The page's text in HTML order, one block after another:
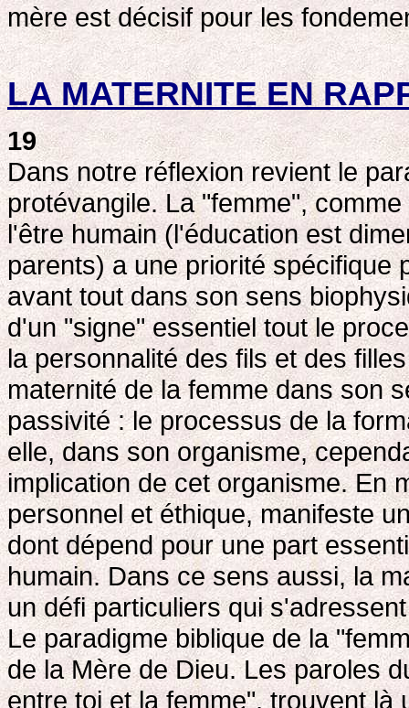
mère est décisif pour les
LA MATERNITE EN
19
Dans notre réflexion revient le
protévangile. La "femme",
l'être humain (l'éducation est
parents) a une priorité spécifique
avant tout dans son sens
d'un "signe" essentiel tout le
la personnalité des fils et des
maternité de la femme dans son
passivité : le processus de la
elle, dans son organisme,
implication de cet organisme. En
personnel et éthique, manifeste
dont dépend pour une part
humain. Dans ce sens aussi, la
un défi particuliers qui
Le paradigme biblique de la
de la Mère de Dieu. Les paroles
entre toi et la femme", trouvent là